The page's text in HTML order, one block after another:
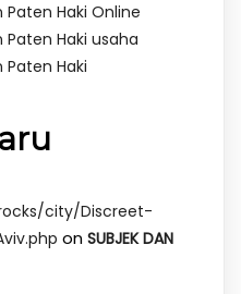
Haki Online
Paten Haki usaha
Paten Haki
city/Discreet-
on SUBJEK DAN